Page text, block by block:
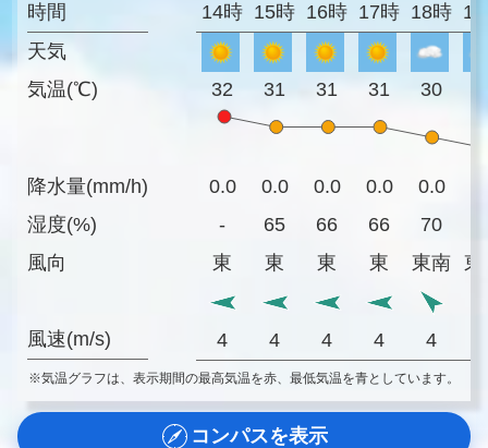
時間
天気
気温(℃)
降水量(mm/h)
湿度(%)
風向
風速(m/s)
14時 15時 16時 17時 18時
32 31 31 31 30
0.0 0.0 0.0 0.0 0.0
-
65 66 66 70
東
東 東 東 東南 東
4 4 4 4 4
※気温グラフは、表示期間の最高気温を赤、最低気温を青としています。
コンパスを表示